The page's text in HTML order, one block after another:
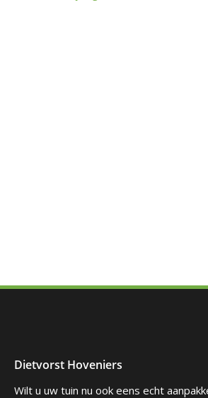
Dietvorst Hoveniers
Wilt u uw tuin nu ook eens echt